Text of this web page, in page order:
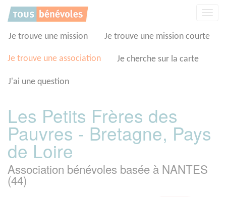
Je trouve une mission Je trouve une mission courte
Je trouve une association Je cherche sur la carte
J'ai une question
Les Petits Frères des
Pauvres - Bretagne, Pays
de Loire
Association bénévoles basée à NANTES
(44)
Panneau de gestion des cookies